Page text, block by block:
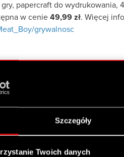
Szczegóły
Twoich danych
papercraft do wydrukowania,
w cenie 49,99 zł. Więcej
grywalnosc
grafiką, w której gracze
podróż, aby uratować swoich
dynamiczną akcję,
arsenału futurystycznych
przerywnikami. Cena gry w